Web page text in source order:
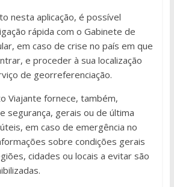
nesta aplicação, é possível
rápida com o Gabinete de
em caso de crise no país em que
e proceder à sua localização
de georreferenciação.
Viajante fornece, também,
segurança, gerais ou de última
em caso de emergência no
sobre condições gerais
cidades ou locais a evitar são